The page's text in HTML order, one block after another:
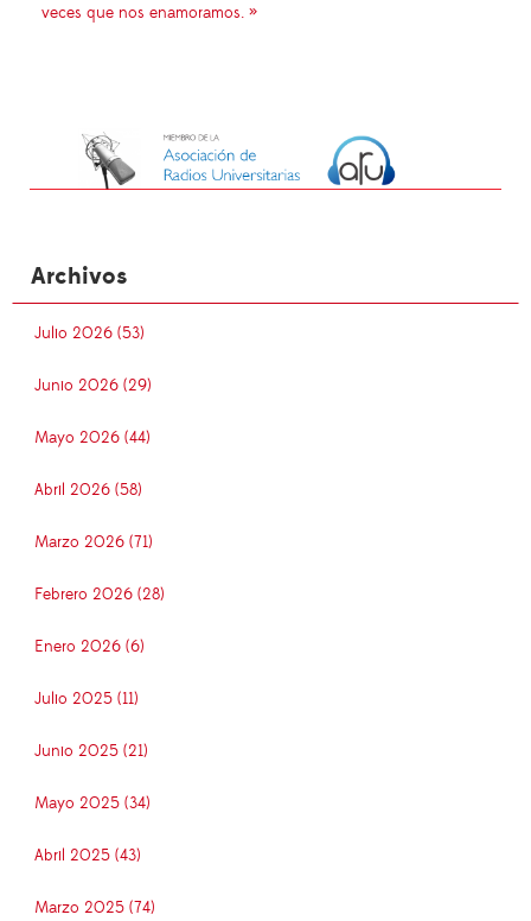
veces que nos enamoramos. »
Archivos
Julio 2026 (53)
Junio 2026 (29)
Mayo 2026 (44)
Abril 2026 (58)
Marzo 2026 (71)
Febrero 2026 (28)
Enero 2026 (6)
Julio 2025 (11)
Junio 2025 (21)
Mayo 2025 (34)
Abril 2025 (43)
Marzo 2025 (74)